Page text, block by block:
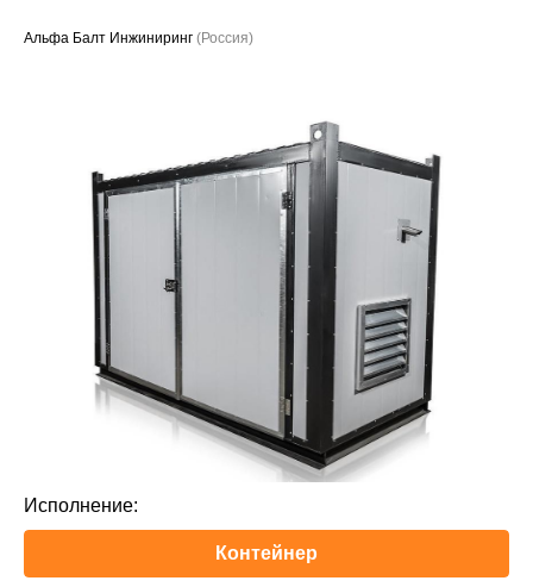
Альфа Балт Инжиниринг (Россия)
Исполнение:
Контейнер